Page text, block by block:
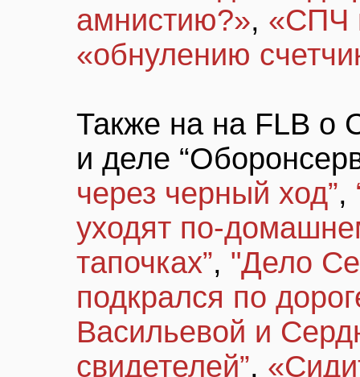
амнистию?», «СПЧ
«обнулению
Также на на FLB о
и деле
через черный ход”,
уходят по-
тапочках”, "Дело
подкрался по
Васильевой и
свидетелей”,